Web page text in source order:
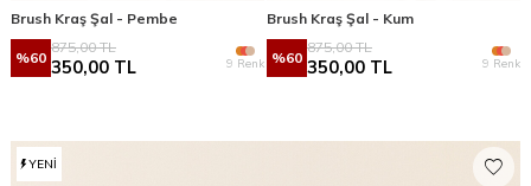
Brush Kraş Şal - Pembe
%60
875,00TL
350,00 TL 9 Renk
Brush Kraş Şal - Kum
%60
875,00TL
350,00 TL 9 Renk
YENI